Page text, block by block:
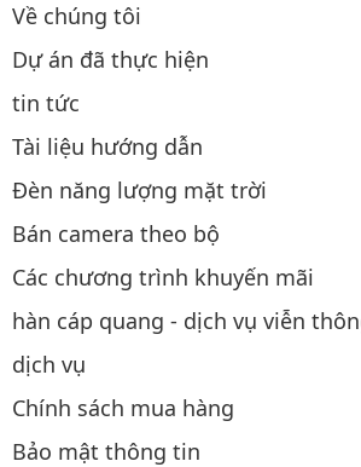
Về chúng tôi
Dự án đã thực hiện
tin tức
Tài liệu hướng dẫn
Đèn năng lượng mặt trời
Bán camera theo bộ
Các chương trình khuyến mãi
hàn cáp quang - dịch vụ viễn
dịch vụ
Chính sách mua hàng
Bảo mật thông tin